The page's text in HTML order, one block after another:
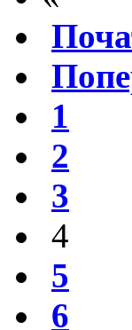
1
2
3
4
5
6